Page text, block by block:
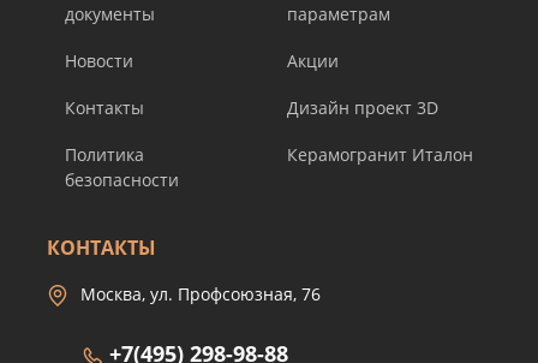
документы
Новости
Контакты
Политика
безопасности
параметрам
Акции
Дизайн проект 3D
Керамогранит Италон
КОНТАКТЫ
Москва, ул. Профсоюзная, 76
+7(495) 298-98-88